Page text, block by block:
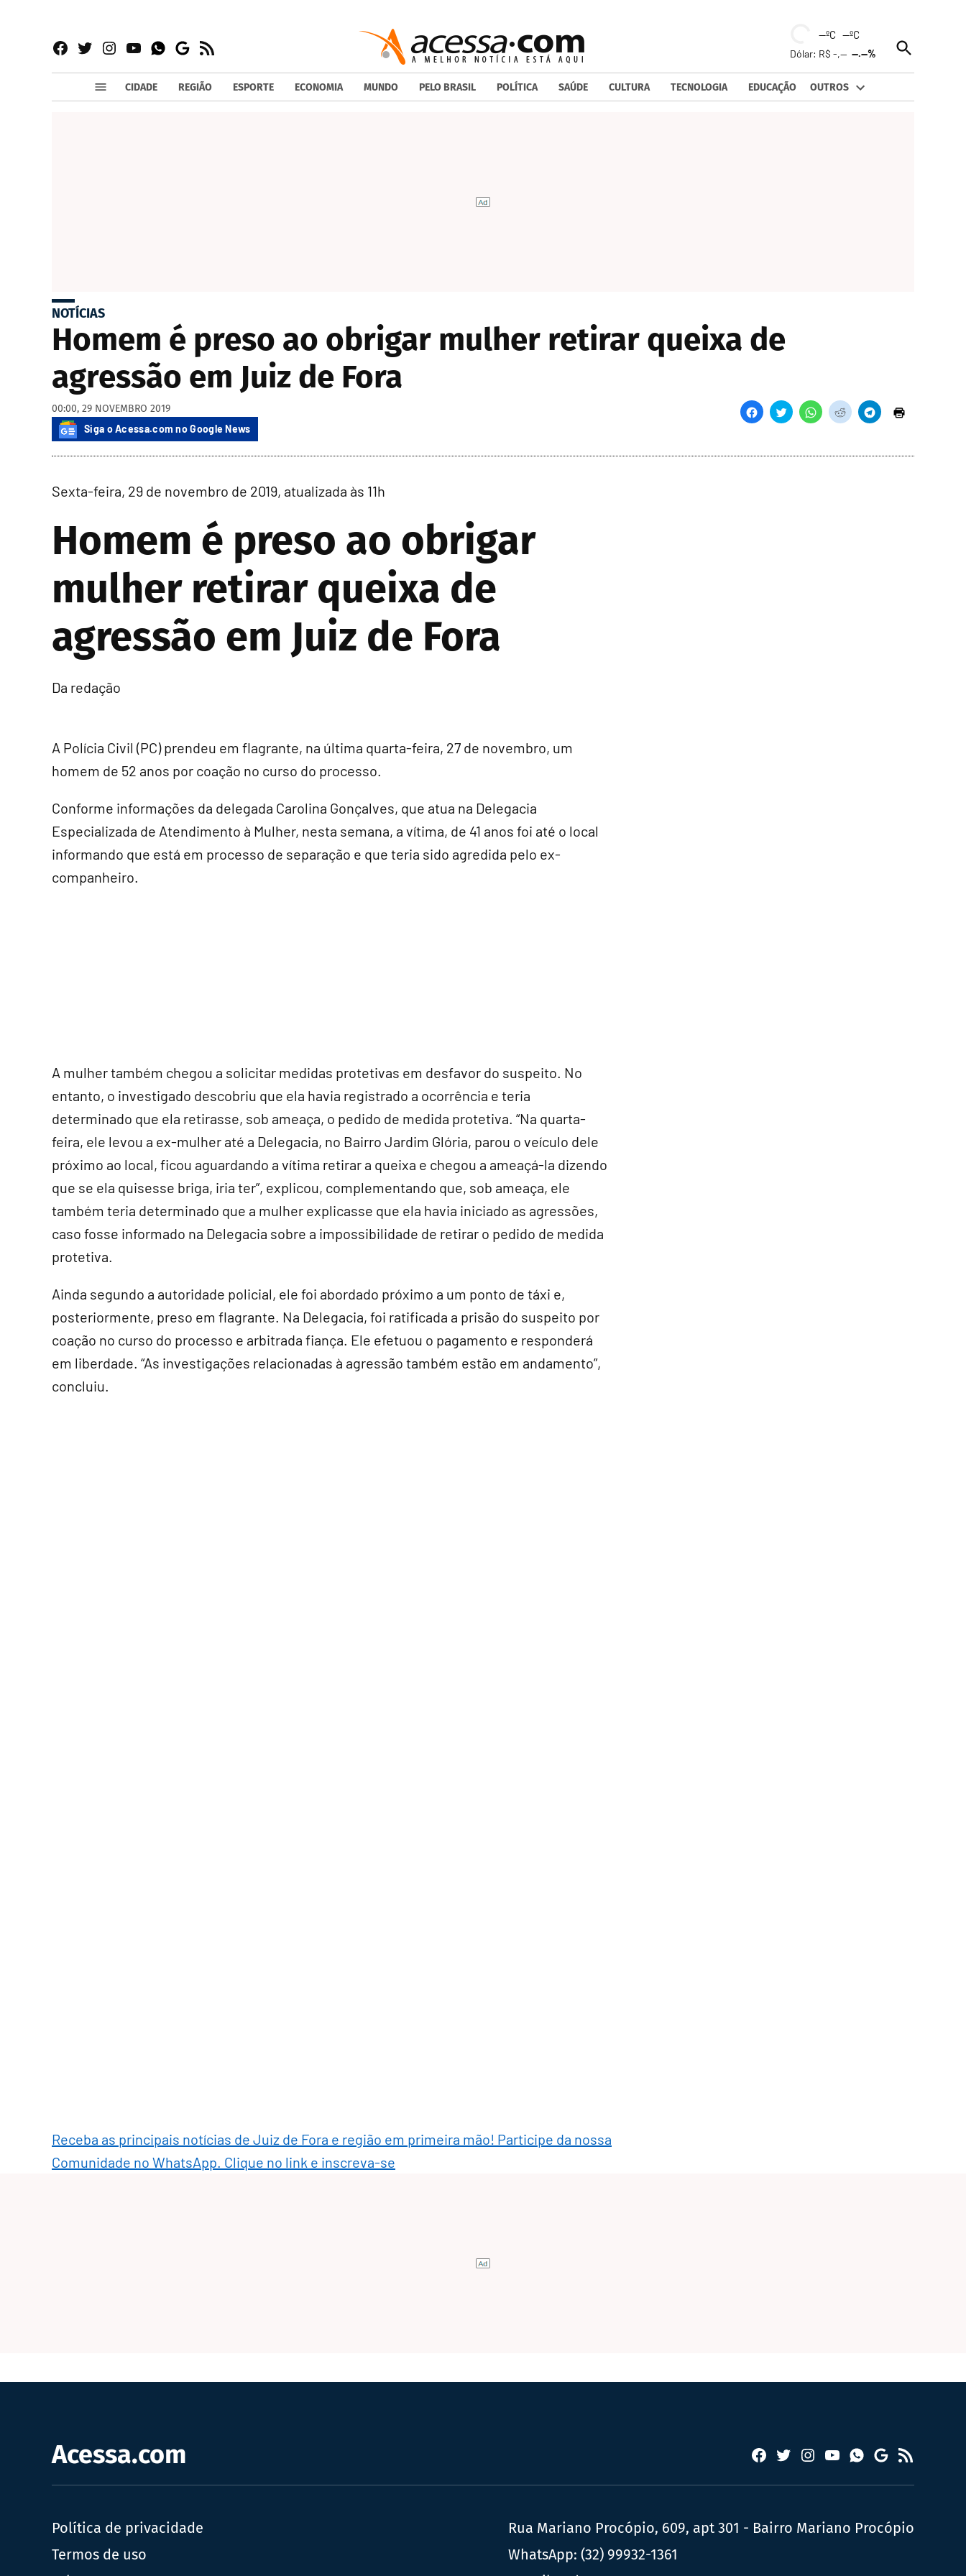
Facebook
TwitterInstagram
YouTubeWhatsapp
Google
News
RSS
--ºC --ºC
Dólar: R$ -,----.--%
Open
Search
CIDADE REGIÃO ESPORTE ECONOMIA MUNDO PELO BRASIL POLÍTICA SAÚDE CULTURA TECNOLOGIA EDUCAÇÃO OUTROS
NOTÍCIAS
Homem é preso ao obrigar mulher retirar queixa de
agressão em Juiz de Fora
00:00, 29 NOVEMBRO 2019
Siga o Acessa.com no Google News
Sexta-feira, 29 de novembro de 2019, atualizada às 11h
Homem é preso ao obrigar
mulher retirar queixa de
agressão em Juiz de Fora
Da redação
A Polícia Civil (PC) prendeu em flagrante, na última quarta-feira, 27 de novembro, um
homem de 52 anos por coação no curso do processo.
Conforme informações da delegada Carolina Gonçalves, que atua na Delegacia
Especializada de Atendimento à Mulher, nesta semana, a vítima, de 41 anos foi até o local
informando que está em processo de separação e que teria sido agredida pelo ex-
companheiro.
A mulher também chegou a solicitar medidas protetivas em desfavor do suspeito. No
entanto, o investigado descobriu que ela havia registrado a ocorrência e teria
determinado que ela retirasse, sob ameaça, o pedido de medida protetiva. “Na quarta-
feira, ele levou a ex-mulher até a Delegacia, no Bairro Jardim Glória, parou o veículo dele
próximo ao local, ficou aguardando a vítima retirar a queixa e chegou a ameaçá-la dizendo
que se ela quisesse briga, iria ter”, explicou, complementando que, sob ameaça, ele
também teria determinado que a mulher explicasse que ela havia iniciado as agressões,
caso fosse informado na Delegacia sobre a impossibilidade de retirar o pedido de medida
protetiva.
Ainda segundo a autoridade policial, ele foi abordado próximo a um ponto de táxi e,
posteriormente, preso em flagrante. Na Delegacia, foi ratificada a prisão do suspeito por
coação no curso do processo e arbitrada fiança. Ele efetuou o pagamento e responderá
em liberdade. “As investigações relacionadas à agressão também estão em andamento”,
concluiu.
Receba as principais notícias de Juiz de Fora e região em primeira mão! Participe da nossa
Comunidade no WhatsApp. Clique no link e inscreva-se
Acessa.com Facebook
TwitterInstagram
YouTubeWhatsapp
Google
News
RSS
Política de privacidade
Termos de uso
Rua Mariano Procópio, 609, apt 301 - Bairro Mariano Procópio
WhatsApp: (32) 99932-1361